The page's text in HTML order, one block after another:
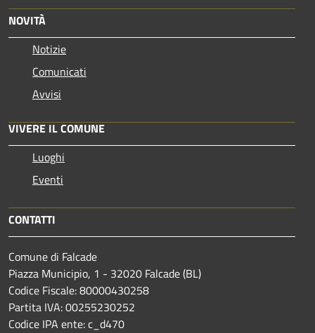
NOVITÀ
Notizie
Comunicati
Avvisi
VIVERE IL COMUNE
Luoghi
Eventi
CONTATTI
Comune di Falcade
Piazza Municipio, 1 - 32020 Falcade (BL)
Codice Fiscale: 80000430258
Partita IVA: 00255230252
Codice IPA ente: c_d470